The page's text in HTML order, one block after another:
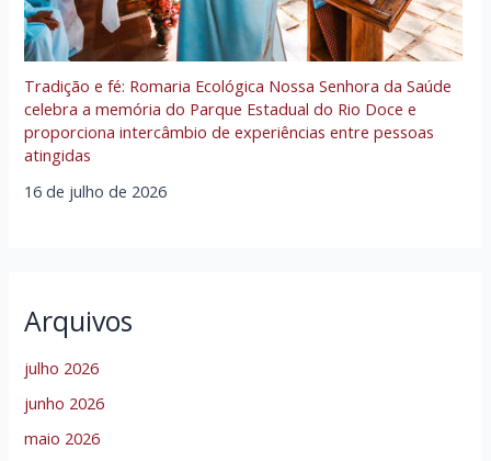
Tradição e fé: Romaria Ecológica Nossa Senhora da Saúde
celebra a memória do Parque Estadual do Rio Doce e
proporciona intercâmbio de experiências entre pessoas
atingidas
16 de julho de 2026
Arquivos
julho 2026
junho 2026
maio 2026